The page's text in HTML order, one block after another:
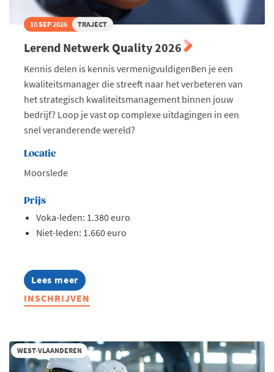
10 SEP 2026 TRAJECT
Lerend Netwerk Quality 2026
Kennis delen is kennis vermenigvuldigenBen je een
kwaliteitsmanager die streeft naar het verbeteren van
het strategisch kwaliteitsmanagement binnen jouw
bedrijf? Loop je vast op complexe uitdagingen in een
snel veranderende wereld?
Locatie
Moorslede
Prijs
Voka-leden: 1.380 euro
Niet-leden: 1.660 euro
Lees meer
about
Lerend
Netwerk
INSCHRIJVEN
WEST-VLAANDEREN